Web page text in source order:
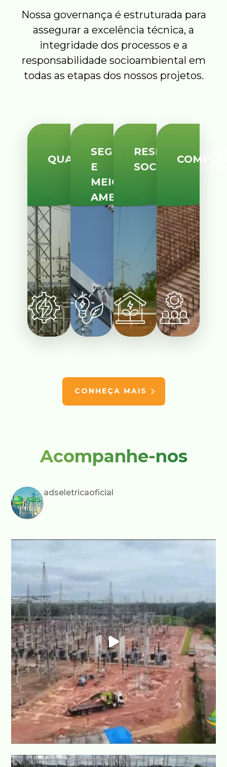
Nossa governança é estruturada para
assegurar a excelência técnica, a
integridade dos processos e a
responsabilidade socioambiental em
todas as etapas dos nossos projetos.
QUALIDADE
SEGURANÇA
E
MEIO
AMBIENTE
CONHEÇA MAIS
Acompanhe-nos
adseletricaoficial